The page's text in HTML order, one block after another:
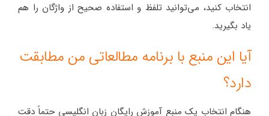
انتخاب کنید، می‌توانید تلفظ و استفاده صحیح از واژگان را هم
یاد بگیرید.
آیا این منبع با برنامه مطالعاتی من مطابقت
دارد؟
هنگام انتخاب یک منبع آموزش رایگان زبان انگلیسی حتماً دقت